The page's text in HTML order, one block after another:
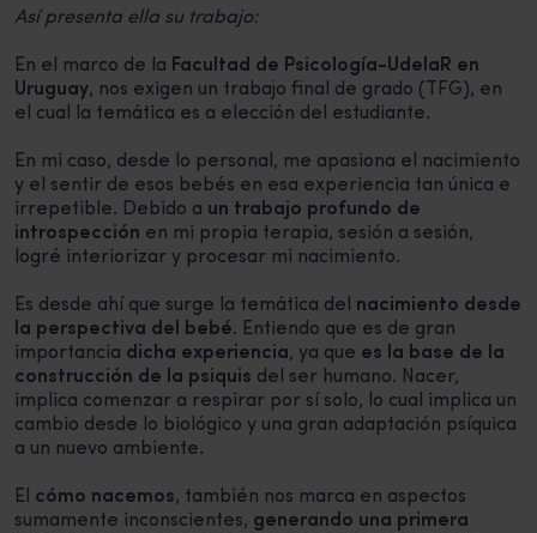
Así presenta ella su trabajo:
En el marco de la Facultad de Psicología-UdelaR en
Uruguay, nos exigen un trabajo final de grado (TFG), en
el cual la temática es a elección del estudiante.
En mi caso, desde lo personal, me apasiona el nacimiento
y el sentir de esos bebés en esa experiencia tan única e
irrepetible. Debido a un trabajo profundo de
introspección en mi propia terapia, sesión a sesión,
logré interiorizar y procesar mi nacimiento.
Es desde ahí que surge la temática del nacimiento desde
la perspectiva del bebé. Entiendo que es de gran
importancia dicha experiencia, ya que es la base de la
construcción de la psiquis del ser humano. Nacer,
implica comenzar a respirar por sí solo, lo cual implica un
cambio desde lo biológico y una gran adaptación psíquica
a un nuevo ambiente.
El cómo nacemos, también nos marca en aspectos
sumamente inconscientes, generando una primera